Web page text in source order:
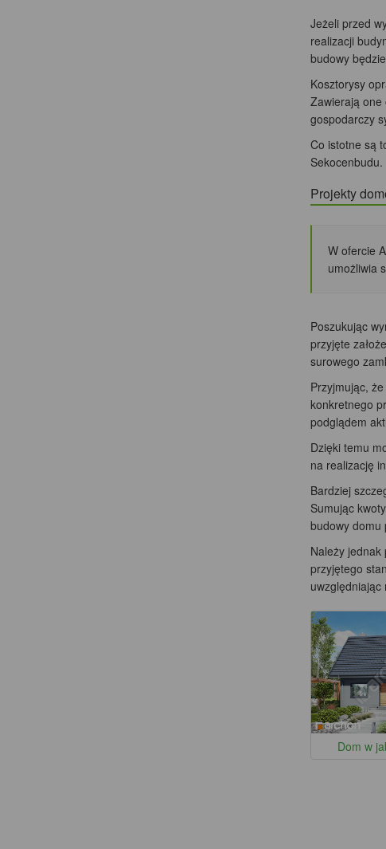
Jeżeli przed
realizacji
budowy
Kosztorysy
Zawierają one
gospodarczy
Co istotne są
Sekocenbudu.
Projekty
W ofercie
umożliwia
Poszukując
przyjęte
surowego
Przyjmując,
konkretnego
podglądem
Dzięki temu
na realizację
Bardziej
Sumując
budowy domu
Należy jednak
przyjętego
uwzględniając
Dom w